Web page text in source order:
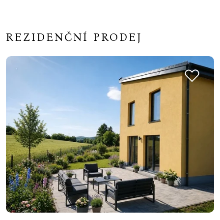
REZIDENČNÍ PRODEJ